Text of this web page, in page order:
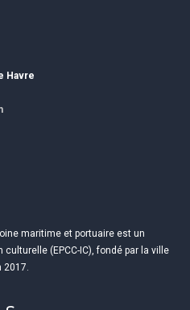
Havre
maritime et portuaire est un
(EPCC-IC), fondé par la ville
2017.